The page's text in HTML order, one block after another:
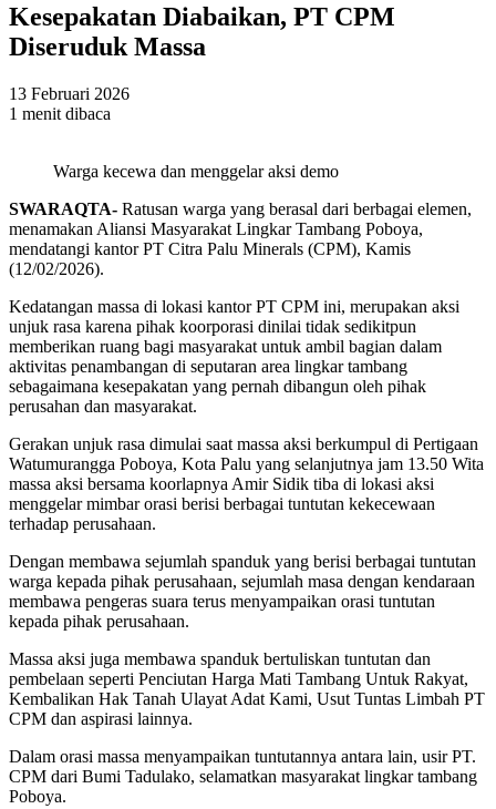
Kesepakatan Diabaikan, PT CPM
Diseruduk Massa
13 Februari 2026
1 menit dibaca
Warga kecewa dan menggelar aksi demo
SWARAQTA- Ratusan warga yang berasal dari berbagai elemen,
menamakan Aliansi Masyarakat Lingkar Tambang Poboya,
mendatangi kantor PT Citra Palu Minerals (CPM), Kamis
(12/02/2026).
Kedatangan massa di lokasi kantor PT CPM ini, merupakan aksi
unjuk rasa karena pihak koorporasi dinilai tidak sedikitpun
memberikan ruang bagi masyarakat untuk ambil bagian dalam
aktivitas penambangan di seputaran area lingkar tambang
sebagaimana kesepakatan yang pernah dibangun oleh pihak
perusahan dan masyarakat.
Gerakan unjuk rasa dimulai saat massa aksi berkumpul di Pertigaan
Watumurangga Poboya, Kota Palu yang selanjutnya jam 13.50 Wita
massa aksi bersama koorlapnya Amir Sidik tiba di lokasi aksi
menggelar mimbar orasi berisi berbagai tuntutan kekecewaan
terhadap perusahaan.
Dengan membawa sejumlah spanduk yang berisi berbagai tuntutan
warga kepada pihak perusahaan, sejumlah masa dengan kendaraan
membawa pengeras suara terus menyampaikan orasi tuntutan
kepada pihak perusahaan.
Massa aksi juga membawa spanduk bertuliskan tuntutan dan
pembelaan seperti Penciutan Harga Mati Tambang Untuk Rakyat,
Kembalikan Hak Tanah Ulayat Adat Kami, Usut Tuntas Limbah PT
CPM dan aspirasi lainnya.
Dalam orasi massa menyampaikan tuntutannya antara lain, usir PT.
CPM dari Bumi Tadulako, selamatkan masyarakat lingkar tambang
Poboya.